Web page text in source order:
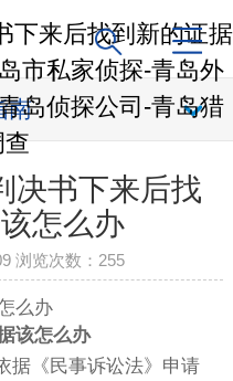
南
决书下来后找
怎么办
浏览次数： 255
么办
该怎么办
据《民事诉讼法》申请